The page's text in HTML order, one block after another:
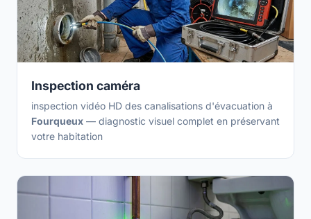
Inspection caméra
inspection vidéo HD des canalisations d'évacuation à
Fourqueux — diagnostic visuel complet en préservant
votre habitation